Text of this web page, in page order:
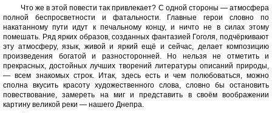
Что же в этой повести так привлекает? С одной стороны — атмосфера
полной беспросветности и фатальности. Главные герои словно по
накатанному пути идут к печальному концу, и ничто не в силах этому
помешать. Ряд ярких образов, созданных фантазией Гоголя, подчёркивают
эту атмосферу, язык, живой и яркий ещё и сейчас, делает композицию
произведения богатой и разносторонней. Но нельзя не отметить и
прекрасных, достойных лучших творений литературы описаний природы,
— всем знакомых строк. Итак, здесь есть и чем полюбоваться, можно
сполна вкусить красоту художественного слова, словно бы остановить
повествование, замереть на миг и представить в своём воображении
картину великой реки — нашего Днепра.